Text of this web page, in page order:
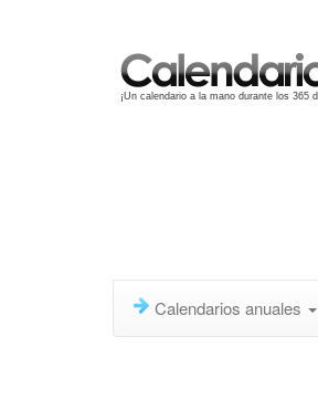
¡Un calendario a la mano durante los 365
Calendarios anuales